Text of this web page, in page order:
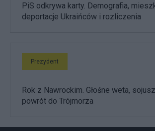
PiS odkrywa karty. Demografia,
deportacje Ukraińców i rozliczenia
Prezydent
Rok z Nawrockim. Głośne weta,
powrót do Trójmorza